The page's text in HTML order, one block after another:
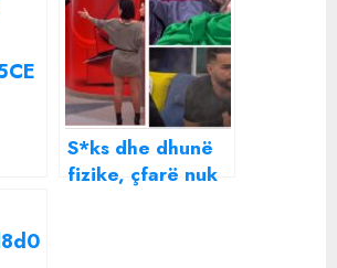
e
S*ks dhe dhunë
fizike, çfarë nuk